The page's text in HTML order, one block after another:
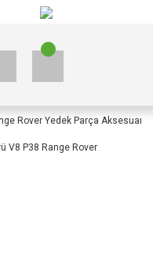
Rover Yedek Parça Aksesuar